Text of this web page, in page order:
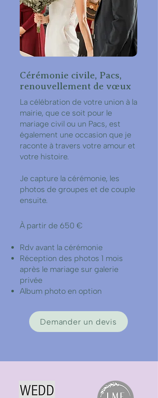
Cérémonie civile, Pacs,
renouvellement de vœux
La célébration de votre union à la
mairie, que ce soit pour le
mariage civil ou un Pacs, est
également une occasion que je
raconte à travers votre amour et
votre histoire.
Je capture la cérémonie, les
photos de groupes et de couple
ensuite.
À partir de 650 €
Rdv avant la cérémonie
Réception des photos 1 mois
après le mariage sur galerie
privée
Album photo en option
Demander un devis